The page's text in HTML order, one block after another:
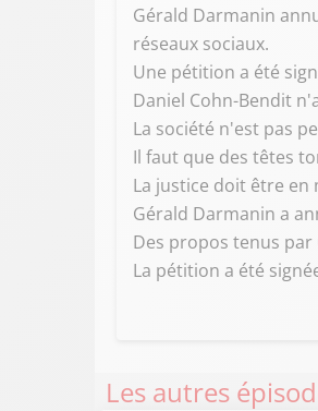
Gérald Darmanin
réseaux sociaux.
Une pétition a été
Daniel Cohn-Bendit
La société n'est pas
Il faut que des têtes
La justice doit être en
Gérald Darmanin a
Des propos tenus par
La pétition a été
Les autres